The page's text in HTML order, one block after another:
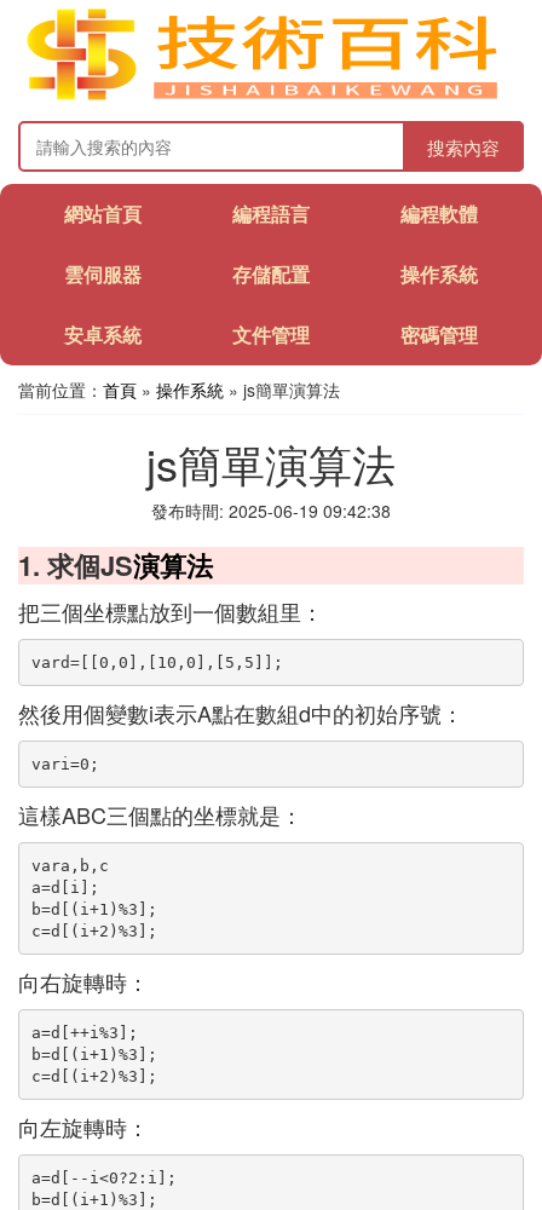
搜索內容
網站首頁 編程語言 編程軟體
雲伺服器 存儲配置 操作系統
安卓系統 文件管理 密碼管理
當前位置： 首頁 » 操作系統 » js簡單演算法
js簡單演算法
發布時間: 2025-06-19 09:42:38
1. 求個JS演算法
把三個坐標點放到一個數組里：
vard=[[0,0],[10,0],[5,5]];
然後用個變數i表示A點在數組d中的初始序號：
vari=0;
這樣ABC三個點的坐標就是：
vara,b,c
a=d[i];
b=d[(i+1)%3];
c=d[(i+2)%3];
向右旋轉時：
a=d[++i%3];
b=d[(i+1)%3];
c=d[(i+2)%3];
向左旋轉時：
a=d[--i<0?2:i];
b=d[(i+1)%3];